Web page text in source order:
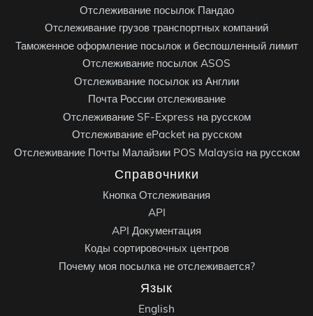
Отслеживание посылок Пандао
Отслеживание грузов транспортных компаний
Таможенное оформление посылок и беспошленный лимит
Отслеживание посылок ASOS
Отслеживание посылок из Англии
Почта России отслеживание
Отслеживание SF-Express на русском
Отслеживание ePacket на русском
Отслеживание Почты Малайзии POS Malaysia на русском
Справочники
Кнопка Отслеживания
API
API Документация
Коды сортировочных центров
Почему моя посылка не отслеживается?
Язык
English